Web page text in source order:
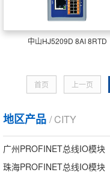
中山HJ5209D 8AI 8RTD
首页 上一页
地区产品 / CITY
广州PROFINET总线IO模块
珠海PROFINET总线IO模块